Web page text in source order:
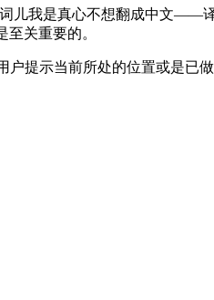
儿我是真心不想翻成中文——
关重要的。
户提示当前所处的位置或是已